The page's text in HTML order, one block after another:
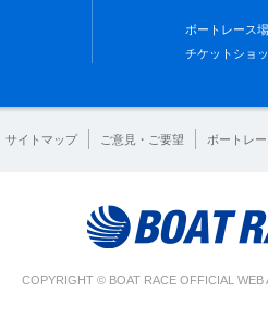
ボートレース場
チケットショ
サイトマップ ご意見・ご要望 ボートレ
COPYRIGHT © BOAT RACE OFFICIAL WEB